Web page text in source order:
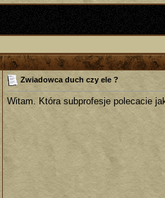
Zwiadowca duch czy ele ?
Witam. Która subprofesje polecacie